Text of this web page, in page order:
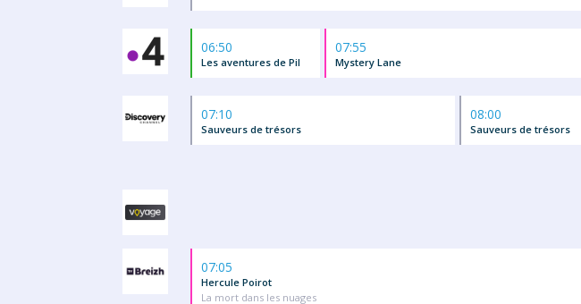
06:50
Les aventures de Pil
07:55
Mystery Lane
07:10
Sauveurs de trésors
08:00
Sauveurs de trésors
07:05
Hercule Poirot
La mort dans les nuages